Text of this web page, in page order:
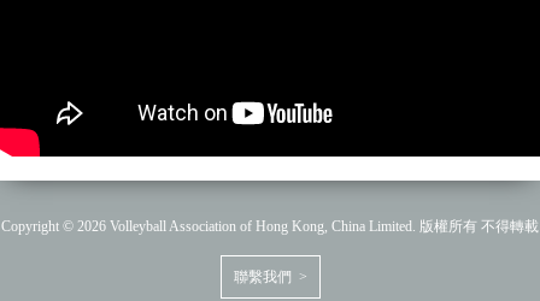
Copyright © 2026 Volleyball Association of Hong Kong, China Limited. 版權所有 不得轉載
聯繫我們 >